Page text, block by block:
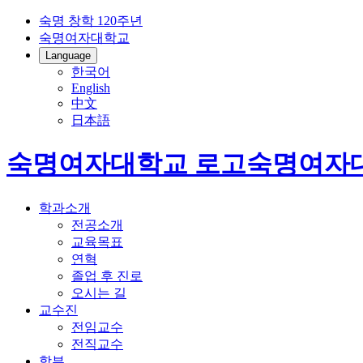
숙명 창학 120주년
숙명여자대학교
Language
한국어
English
中文
日本語
숙명여자대학교 로고숙명여자
학과소개
전공소개
교육목표
연혁
졸업 후 진로
오시는 길
교수진
전임교수
전직교수